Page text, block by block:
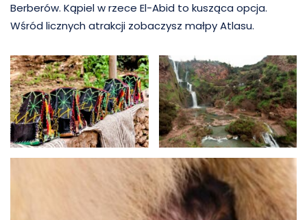
Berberów. Kąpiel w rzece El-Abid to kusząca opcja.
Wśród licznych atrakcji zobaczysz małpy Atlasu.